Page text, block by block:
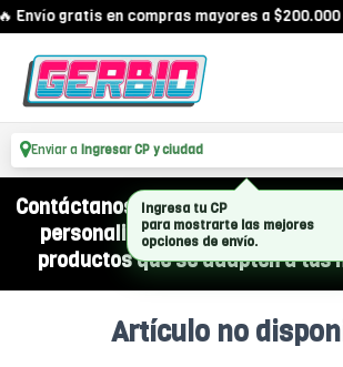
Envío gratis en compras mayores a $200.000
Enviar a Ingresar CP y ciudad
Contáctanos por WhatsApp y
personalizado para equipar a tu
productos que se adapten a tus
Artículo no
Ingresa tu CP
para mostrarte las mejores
opciones de envío.